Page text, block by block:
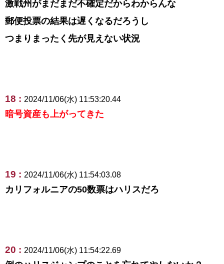
激戦州がまだまだ不確定だからわからんな
郵便投票の結果は遅くなるだろうし
つまりまったく先が見えない状況
18 : 2024/11/06(水) 11:53:20.44
暗号資産も上がってきた
19 : 2024/11/06(水) 11:54:03.08
カリフォルニアの50数票はハリスだろ
20 : 2024/11/06(水) 11:54:22.69